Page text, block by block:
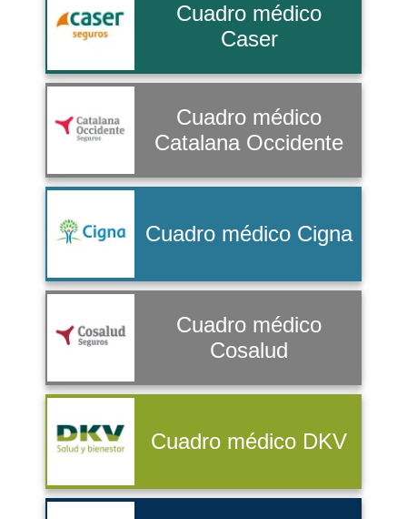
Cuadro médico
Caser
Cuadro médico
Catalana Occidente
Cuadro médico Cigna
Cuadro médico
Cosalud
Cuadro médico DKV